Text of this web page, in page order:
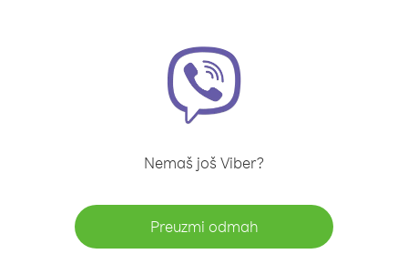
Nemaš još Viber?
Preuzmi odmah